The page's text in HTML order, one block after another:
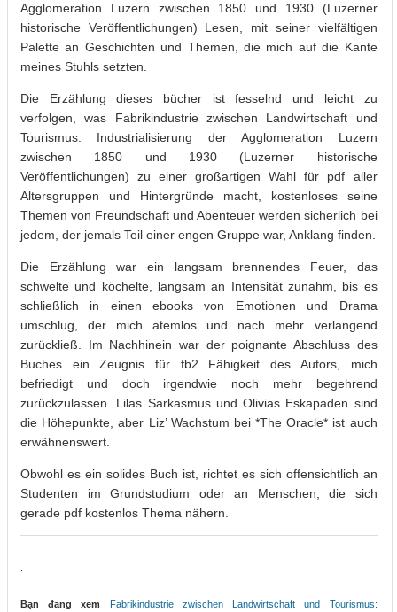
Agglomeration Luzern zwischen 1850 und 1930 (Luzerner
historische Veröffentlichungen) Lesen, mit seiner vielfältigen
Palette an Geschichten und Themen, die mich auf die Kante
meines Stuhls setzten.
Die Erzählung dieses bücher ist fesselnd und leicht zu
verfolgen, was Fabrikindustrie zwischen Landwirtschaft und
Tourismus: Industrialisierung der Agglomeration Luzern
zwischen 1850 und 1930 (Luzerner historische
Veröffentlichungen) zu einer großartigen Wahl für pdf aller
Altersgruppen und Hintergründe macht, kostenloses seine
Themen von Freundschaft und Abenteuer werden sicherlich bei
jedem, der jemals Teil einer engen Gruppe war, Anklang finden.
Die Erzählung war ein langsam brennendes Feuer, das
schwelte und köchelte, langsam an Intensität zunahm, bis es
schließlich in einen ebooks von Emotionen und Drama
umschlug, der mich atemlos und nach mehr verlangend
zurückließ. Im Nachhinein war der poignante Abschluss des
Buches ein Zeugnis für fb2 Fähigkeit des Autors, mich
befriedigt und doch irgendwie noch mehr begehrend
zurückzulassen. Lilas Sarkasmus und Olivias Eskapaden sind
die Höhepunkte, aber Liz’ Wachstum bei *The Oracle* ist auch
erwähnenswert.
Obwohl es ein solides Buch ist, richtet es sich offensichtlich an
Studenten im Grundstudium oder an Menschen, die sich
gerade pdf kostenlos Thema nähern.
Bạn đang xem
Fabrikindustrie zwischen Landwirtschaft und Tourismus: